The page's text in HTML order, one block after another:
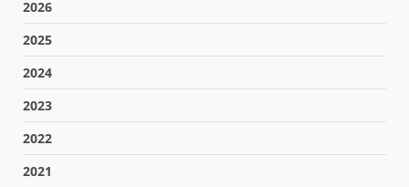
2026
2025
2024
2023
2022
2021